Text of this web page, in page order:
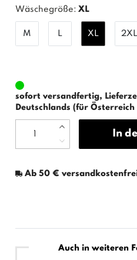
Wäschegröße: XL
M L XL 2XL
sofort versandfertig,
Deutschlands (für Österreich
In
Ab 50 €
Auch in weiteren